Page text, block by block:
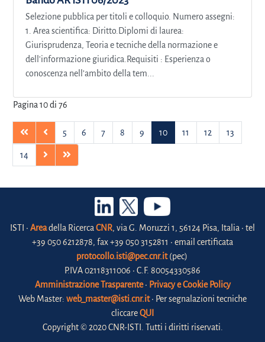
Selezione pubblica per titoli e colloquio. Numero assegni:
1. Area scientifica: Diritto.Diplomi di laurea:
Giurisprudenza, Teoria e tecniche della normazione e
dell'informazione giuridica.Requisiti : Esperienza o
conoscenza nell’ambito della tem...
Pagina 10 di 76
5 6 7 8 9 10 11 12 13
14
ISTI • Areadella Ricerca CNR, via G. Moruzzi 1, 56124 Pisa, Italia • tel
+39 050 6212878, fax +39 050 3152811 • email certificata
protocollo.isti@pec.cnr.it(pec)
P.IVA 02118311006 • C.F. 80054330586
Amministrazione Trasparente• Privacy e Cookie Policy
Web Master: web_master@isti.cnr.it• Per segnalazioni tecniche
cliccareQUI
Copyright © 2020 CNR-ISTI. Tutti i diritti riservati.